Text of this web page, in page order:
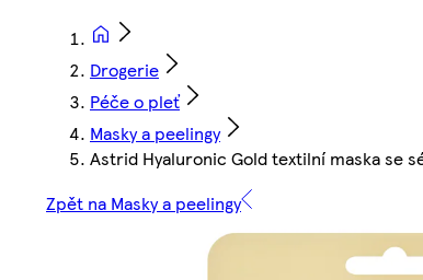
Drogerie
Péče o pleť
Masky a peelingy
Astrid Hyaluronic Gold textilní maska se
Zpět na Masky a peelingy